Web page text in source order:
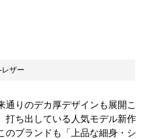
ザー
りのデカ厚デザインも展開こ
打ち出している人気モデル新作
のブランドも「上品な細身・シ